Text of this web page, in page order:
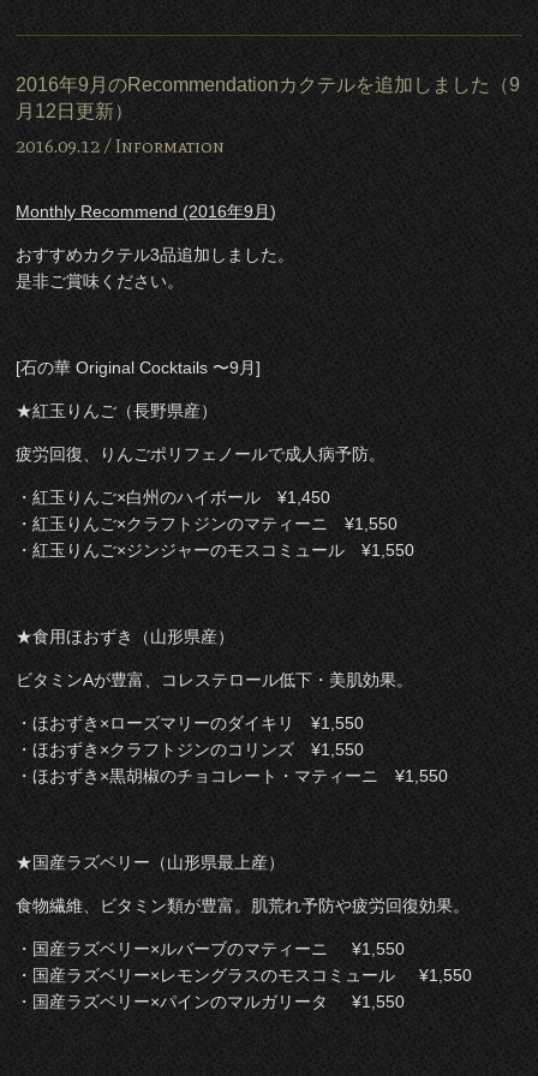
2016年9月のRecommendationカクテルを追加しました（9
月12日更新）
2016.09.12 /Information
Monthly Recommend (2016年9月)
おすすめカクテル3品追加しました。
是非ご賞味ください。
[石の華 Original Cocktails 〜9月]
★紅玉りんご（長野県産）
疲労回復、りんごポリフェノールで成人病予防。
・紅玉りんご×白州のハイボール ¥1,450
・紅玉りんご×クラフトジンのマティーニ ¥1,550
・紅玉りんご×ジンジャーのモスコミュール ¥1,550
★食用ほおずき（山形県産）
ビタミンAが豊富、コレステロール低下・美肌効果。
・ほおずき×ローズマリーのダイキリ ¥1,550
・ほおずき×クラフトジンのコリンズ ¥1,550
・ほおずき×黒胡椒のチョコレート・マティーニ ¥1,550
★国産ラズベリー（山形県最上産）
食物繊維、ビタミン類が豊富。肌荒れ予防や疲労回復効果。
・国産ラズベリー×ルバーブのマティーニ ¥1,550
・国産ラズベリー×レモングラスのモスコミュール ¥1,550
・国産ラズベリー×パインのマルガリータ ¥1,550